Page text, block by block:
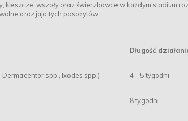
kleszcze, wszoły oraz świerzbowce w każdym stadium
oraz jaja tych pasożytów.
Długość
spp., Ixodes spp.) 4 - 5 tygodni
8 tygodni